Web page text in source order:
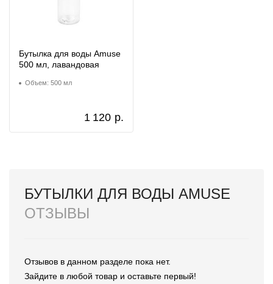
Бутылка для воды Amuse
500 мл, лавандовая
Объем: 500 мл
1 120 р.
БУТЫЛКИ ДЛЯ ВОДЫ AMUSE
ОТЗЫВЫ
Отзывов в данном разделе пока нет.
Зайдите в любой товар и оставьте первый!